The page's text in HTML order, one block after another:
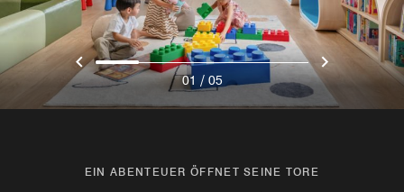
EIN ABENTEUER ÖFFNET SEINE TORE
01 / 05